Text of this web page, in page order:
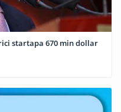
startapa 670 min dollar